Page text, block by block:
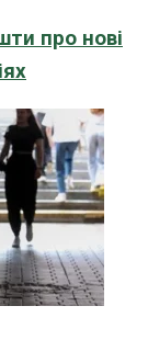
про нові